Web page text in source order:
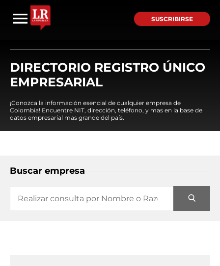
SUSCRIBIRSE
DIRECTORIO REGISTRO ÚNICO
EMPRESARIAL
¡Conozca la información esencial de cualquier empresa de
Colombia! Encuentre NIT, dirección, teléfono, y mas en la base de
datos empresarial mas grande del país.
Buscar empresa